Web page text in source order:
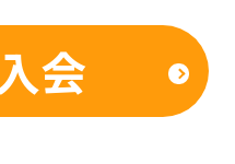
会
automatic